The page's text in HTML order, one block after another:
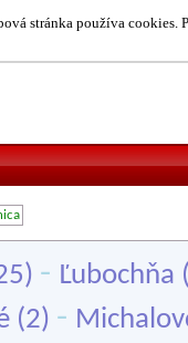
stránka používa cookies.
- Ľubochňa
(2) -